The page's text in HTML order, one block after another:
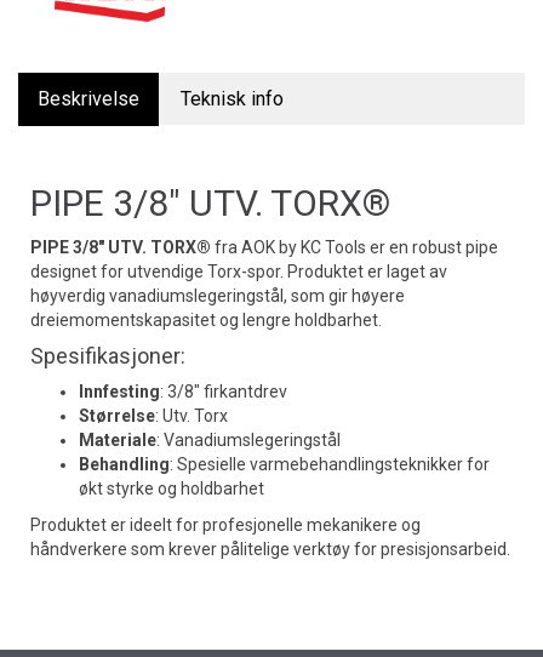
Beskrivelse Teknisk info
PIPE 3/8" UTV. TORX®
PIPE 3/8" UTV. TORX® fra AOK by KC Tools er en robust pipe
designet for utvendige Torx-spor. Produktet er laget av
høyverdig vanadiumslegeringstål, som gir høyere
dreiemomentskapasitet og lengre holdbarhet.
Spesifikasjoner:
Innfesting: 3/8" firkantdrev
Størrelse: Utv. Torx
Materiale: Vanadiumslegeringstål
Behandling: Spesielle varmebehandlingsteknikker for
økt styrke og holdbarhet
Produktet er ideelt for profesjonelle mekanikere og
håndverkere som krever pålitelige verktøy for presisjonsarbeid.